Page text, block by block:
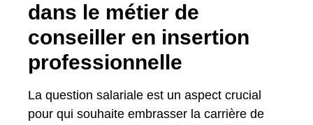
dans le métier de
conseiller en insertion
professionnelle
La question salariale est un aspect crucial
pour qui souhaite embrasser la carrière de